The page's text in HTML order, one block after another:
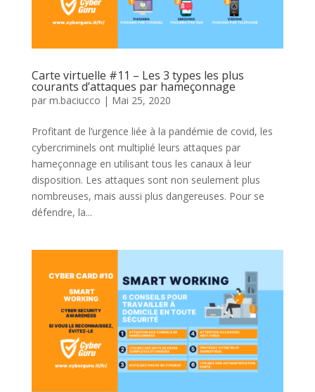
Carte virtuelle #11 – Les 3 types les plus
courants d’attaques par hameçonnage
par m.baciucco | Mai 25, 2020
Profitant de l’urgence liée à la pandémie de covid, les
cybercriminels ont multiplié leurs attaques par
hameçonnage en utilisant tous les canaux à leur
disposition. Les attaques sont non seulement plus
nombreuses, mais aussi plus dangereuses. Pour se
défendre, la...